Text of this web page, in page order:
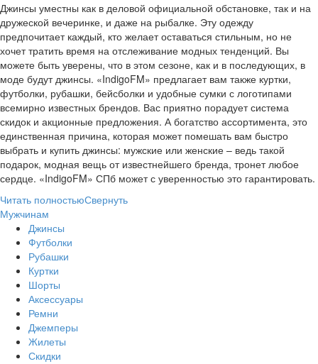
Джинсы уместны как в деловой официальной обстановке, так и на
дружеской вечеринке, и даже на рыбалке. Эту одежду
предпочитает каждый, кто желает оставаться стильным, но не
хочет тратить время на отслеживание модных тенденций. Вы
можете быть уверены, что в этом сезоне, как и в последующих, в
моде будут джинсы. «IndigoFM» предлагает вам также куртки,
футболки, рубашки, бейсболки и удобные сумки с логотипами
всемирно известных брендов. Вас приятно порадует система
скидок и акционные предложения. А богатство ассортимента, это
единственная причина, которая может помешать вам быстро
выбрать и купить джинсы: мужские или женские – ведь такой
подарок, модная вещь от известнейшего бренда, тронет любое
сердце. «IndigoFM» СПб может с уверенностью это гарантировать.
Читать полностьюСвернуть
Мужчинам
Джинсы
Футболки
Рубашки
Куртки
Шорты
Аксессуары
Ремни
Джемперы
Жилеты
Скидки